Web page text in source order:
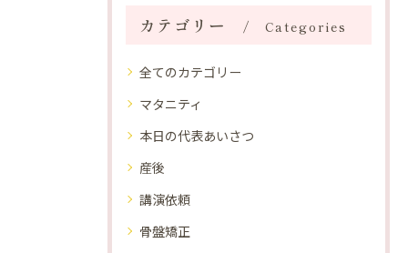
カテゴリー Categories
全てのカテゴリー
マタニティ
本日の代表あいさつ
産後
講演依頼
骨盤矯正